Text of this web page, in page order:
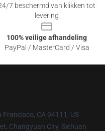
7 beschermd van klikken tot
levering
100% veilige afhandeling
PayPal / MasterCard / Visa
Francisco, CA 94111, US
Changyuan City, Sichuan